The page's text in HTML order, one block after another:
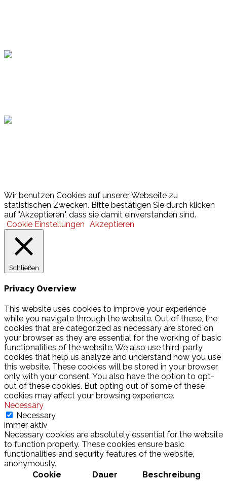
Wir benutzen Cookies auf unserer Webseite zu
statistischen Zwecken. Bitte bestätigen Sie durch klicken
auf "Akzeptieren", dass sie damit einverstanden sind.
Cookie Einstellungen Akzeptieren
Schließen
Privacy Overview
This website uses cookies to improve your experience
while you navigate through the website. Out of these, the
cookies that are categorized as necessary are stored on
your browser as they are essential for the working of basic
functionalities of the website. We also use third-party
cookies that help us analyze and understand how you use
this website. These cookies will be stored in your browser
only with your consent. You also have the option to opt-
out of these cookies. But opting out of some of these
cookies may affect your browsing experience.
Necessary
Necessary
immer aktiv
Necessary cookies are absolutely essential for the website
to function properly. These cookies ensure basic
functionalities and security features of the website,
anonymously.
Cookie
Dauer Beschreibung